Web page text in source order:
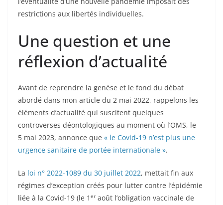
restrictions aux libertés individuelles.
Une question et une
réflexion d’actualité
Avant de reprendre la genèse et le fond du débat
abordé dans mon article du 2 mai 2022, rappelons les
éléments d’actualité qui suscitent quelques
controverses déontologiques au moment où l’OMS, le
5 mai 2023, annonce que « le Covid-19 n’est plus une
urgence sanitaire de portée internationale ».
La loi n° 2022-1089 du 30 juillet 2022, mettait fin aux
régimes d’exception créés pour lutter contre l’épidémie
liée à la Covid-19 (le 1 er août l’obligation vaccinale de